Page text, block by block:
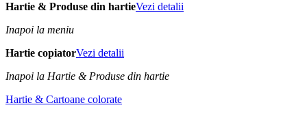
Hartie & Produse din hartieVezi detalii
Inapoi la meniu
Hartie copiatorVezi detalii
Inapoi la Hartie & Produse din hartie
Hartie & Cartoane colorate